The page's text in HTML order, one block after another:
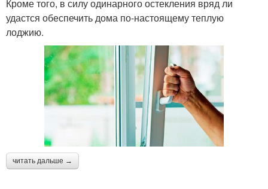
Кроме того, в силу одинарного остекления вряд ли
удастся обеспечить дома по-настоящему теплую
лоджию.
читать дальше →